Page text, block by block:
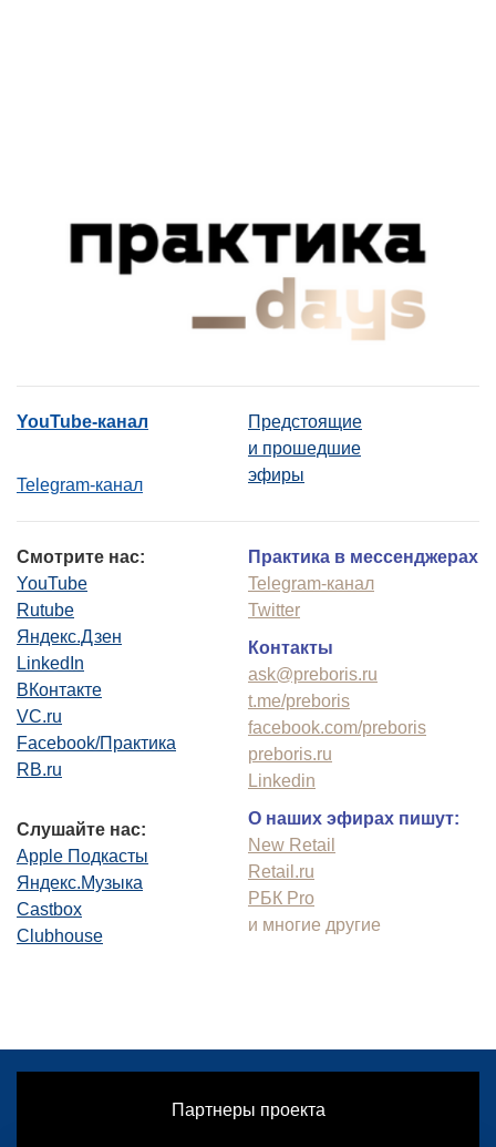
YouTube-канал
Telegram-канал
Предстоящие
и прошедшие
эфиры
Смотрите нас:
YouTube
Rutube
Яндекс.Дзен
LinkedIn
ВКонтакте
VC.ru
Facebook/Практика
RB.ru
Слушайте нас:
Apple Подкасты
Яндекс.Музыка
Castbox
Clubhouse
Практика в мессенджерах
Telegram-канал
Twitter
Контакты
ask@preboris.ru
t.me/preboris
facebook.com/preboris
preboris.ru
Linkedin
О наших эфирах пишут:
New Retail
Retail.ru
РБК Pro
и многие другие
Партнеры проекта